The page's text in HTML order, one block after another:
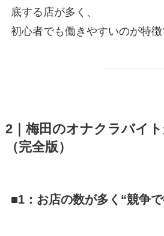
底する店が多く、
初心者でも働きやすいのが特徴
2｜梅田のオナクラバイ
（完全版）
■1：お店の数が多く“競争